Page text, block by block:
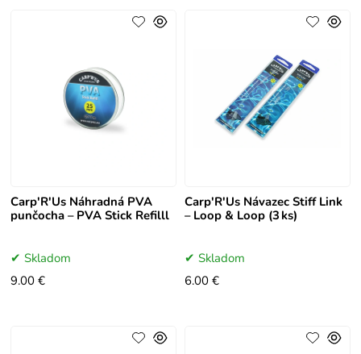
Carp'R'Us Náhradná PVA
punčocha – PVA Stick Refilll
Skladom
9.00 €
Carp'R'Us Návazec Stiff Link
– Loop & Loop (3 ks)
Skladom
6.00 €